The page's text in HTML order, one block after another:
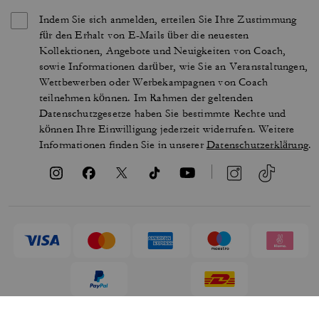
Indem Sie sich anmelden, erteilen Sie Ihre Zustimmung
für den Erhalt von E-Mails über die neuesten
Kollektionen, Angebote und Neuigkeiten von Coach,
sowie Informationen darüber, wie Sie an Veranstaltungen,
Wettbewerben oder Werbekampagnen von Coach
teilnehmen können. Im Rahmen der geltenden
Datenschutzgesetze haben Sie bestimmte Rechte und
können Ihre Einwilligung jederzeit widerrufen. Weitere
Informationen finden Sie in unsererDatenschutzerklärung.